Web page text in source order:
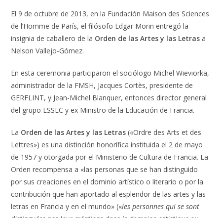
El 9 de octubre de 2013, en la Fundación Maison des Sciences
de l’Homme de París, el filósofo Edgar Morin entregó la
insignia de caballero de la Orden de las Artes y las Letrasa
Nelson Vallejo-Gómez.
En esta ceremonia participaron el sociólogo Michel Wieviorka,
administrador de la FMSH, Jacques Cortès, presidente de
GERFLINT, y Jean-Michel Blanquer, entonces director general
del grupo ESSEC y ex Ministro de la Educación de Francia.
La Orden de las Artes y las Letras («Ordre des Arts et des
Lettres») es una distinción honorífica instituida el 2 de mayo
de 1957 y otorgada por el Ministerio de Cultura de Francia. La
Orden recompensa a «las personas que se han distinguido
por sus creaciones en el dominio artístico o literario o por la
contribución que han aportado al esplendor de las artes y las
letras en Francia y en el mundo» («les personnes qui se sont